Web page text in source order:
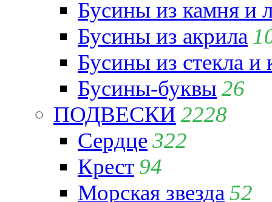
Бусины из камня и
Бусины из акрила
Бусины из стекла и
Бусины-буквы 26
ПОДВЕСКИ 2228
Сердце322
Крест 94
Морская звезда 52